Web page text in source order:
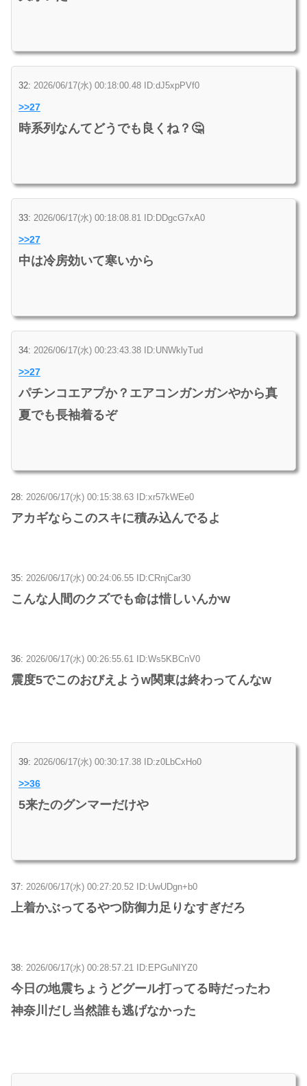
32: 2026/06/17(水) 00:18:00.48 ID:dJ5xpPVf0
>>27
時系列なんてどうでも良くね？🤔
33: 2026/06/17(水) 00:18:08.81 ID:DDgcG7xA0
>>27
中は冷房効いて寒いから
34: 2026/06/17(水) 00:23:43.38 ID:UNWklyTud
>>27
パチンコエアプか？エアコンガンガンやから真
夏でも長袖着るぞ
28: 2026/06/17(水) 00:15:38.63 ID:xr57kWEe0
アカギならこのスキに積み込んでるよ
35: 2026/06/17(水) 00:24:06.55 ID:CRnjCar30
こんな人間のクズでも命は惜しいんかw
36: 2026/06/17(水) 00:26:55.61 ID:Ws5KBCnV0
震度5でこのおびえようw関東は終わってんなw
39: 2026/06/17(水) 00:30:17.38 ID:z0LbCxHo0
>>36
5来たのグンマーだけや
37: 2026/06/17(水) 00:27:20.52 ID:UwUDgn+b0
上着かぶってるやつ防御力足りなすぎだろ
38: 2026/06/17(水) 00:28:57.21 ID:EPGuNIYZ0
今日の地震ちょうどグール打ってる時だったわ
神奈川だし当然誰も逃げなかった